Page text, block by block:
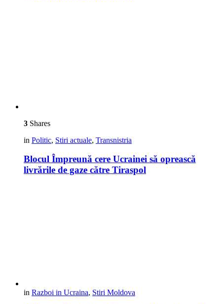
3 Shares
in Politic, Stiri actuale, Transnistria
Blocul Împreună cere Ucrainei să oprească
livrările de gaze către Tiraspol
in Razboi in Ucraina, Stiri Moldova